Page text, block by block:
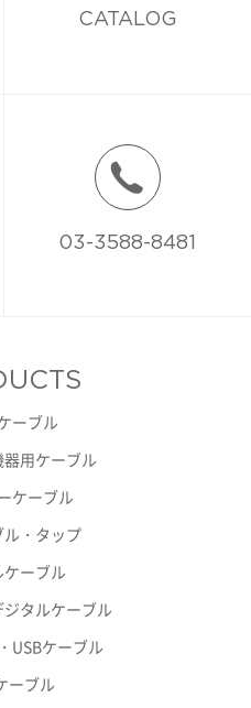
CATALOG
03-3588-8481
ーブル
用ケーブル
ケーブル
・タップ
ーブル
タルケーブル
USBケーブル
ーブル